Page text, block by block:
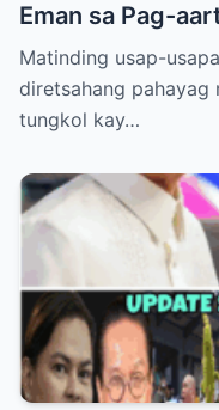
Eman sa Pag-
Lang!”
Matinding usap-
diretsahang
tungkol kay…